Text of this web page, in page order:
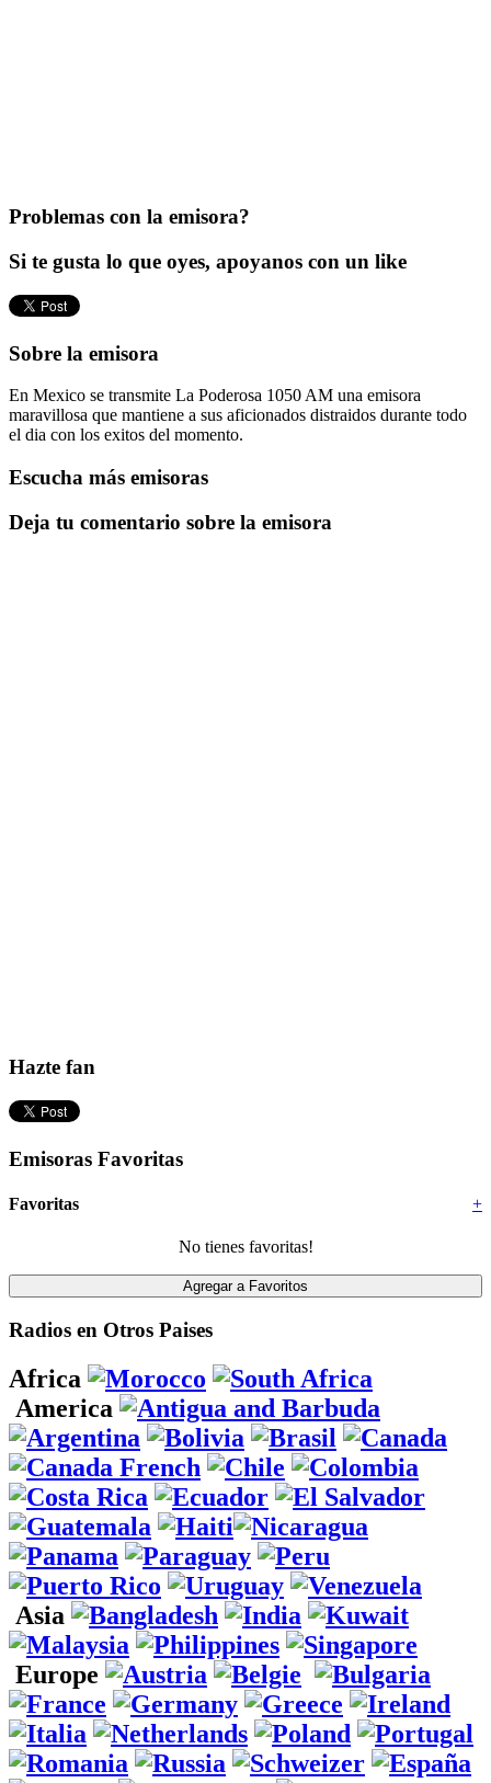
Problemas con la emisora?
Si te gusta lo que oyes, apoyanos con un like
Sobre la emisora
En Mexico se transmite La Poderosa 1050 AM una emisora
maravillosa que mantiene a sus aficionados distraidos durante todo
el dia con los exitos del momento.
Escucha más emisoras
Deja tu comentario sobre la emisora
Hazte fan
Emisoras Favoritas
+
Favoritas
No tienes favoritas!
Radios en Otros Paises
Africa
America
Asia
Europe